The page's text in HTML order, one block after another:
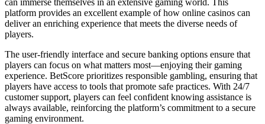
platform provides an excellent example of how online casinos can
deliver an enriching experience that meets the diverse needs of
players.
The user-friendly interface and secure banking options ensure that
players can focus on what matters most—enjoying their gaming
experience. BetScore prioritizes responsible gambling, ensuring that
players have access to tools that promote safe practices. With 24/7
customer support, players can feel confident knowing assistance is
always available, reinforcing the platform’s commitment to a secure
gaming environment.